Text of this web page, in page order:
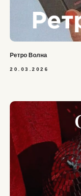
Ретро Волна
20.03.2026